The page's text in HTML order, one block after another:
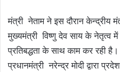
मंत्री नेताम ने इस दौरान केन्द्रीय
मुख्यमंत्री विष्णु देव साय के नेतृत्व में
प्रतिबद्धता के साथ काम कर रही
प्रधानमंत्री नरेन्द्र मोदी द्वारा